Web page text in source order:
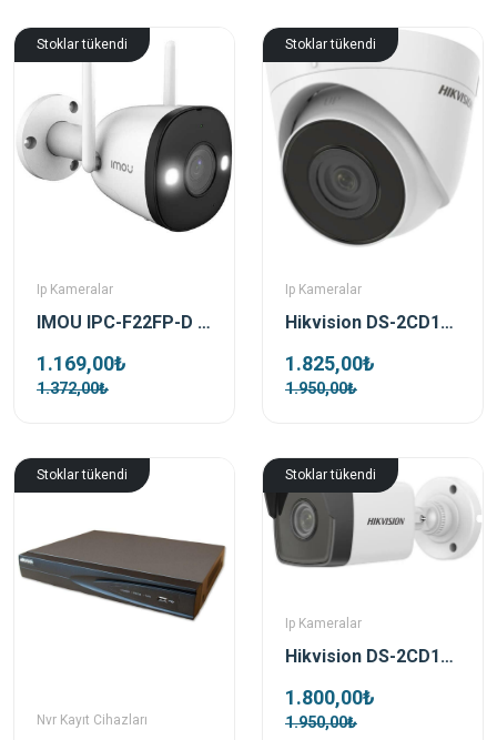
Stoklar tükendi
Ip Kameralar
IMOU IPC-F22FP-D 2 MP 2.8 mm Wifi Bebek Ev Ip Güvenlik Kamerası (Bullet 2E)
1.169,00₺
1.372,00₺
Stoklar tükendi
Ip Kameralar
Hikvision DS-2CD1353G0-IUF 5 MP 2.8mm Dome IP Kamerası
1.825,00₺
1.950,00₺
Stoklar tükendi
Nvr Kayıt Cihazları
Stoklar tükendi
Ip Kameralar
Hikvision DS-2CD1053G0-IUF 5 MP 4mm Bullet IP Kamera
1.800,00₺
1.950,00₺